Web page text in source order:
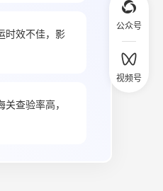
时效不佳，影
查验率高，
公众号
视频号